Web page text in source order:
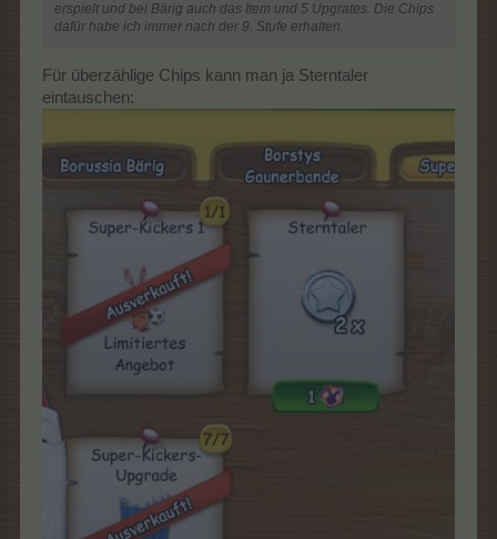
erspielt und bei Bärig auch das Item und 5 Upgrates. Die Chips
dafür habe ich immer nach der 9. Stufe erhalten.
Für überzählige Chips kann man ja Sterntaler
eintauschen: